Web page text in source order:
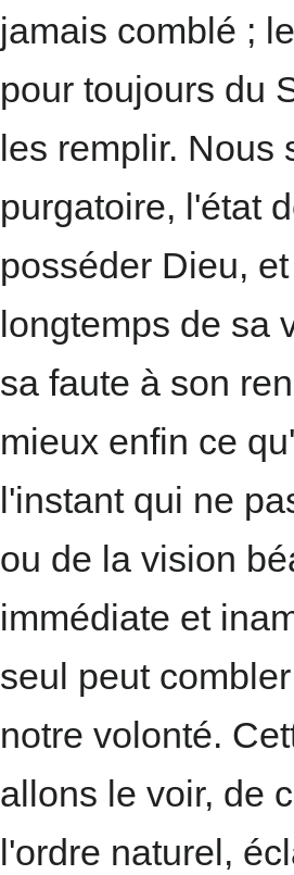
jamais comblé ;
pour toujours du
les remplir.
purgatoire, l'état
posséder Dieu,
longtemps de sa
sa faute à son
mieux enfin ce
l'instant qui ne
ou de la vision
immédiate et
seul peut
notre volonté.
allons le voir, de
l'ordre naturel,